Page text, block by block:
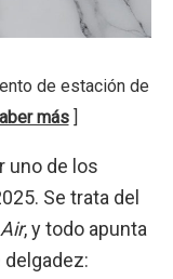
de estación de
más]
uno de los
Se trata del
Air, y todo apunta
delgadez: